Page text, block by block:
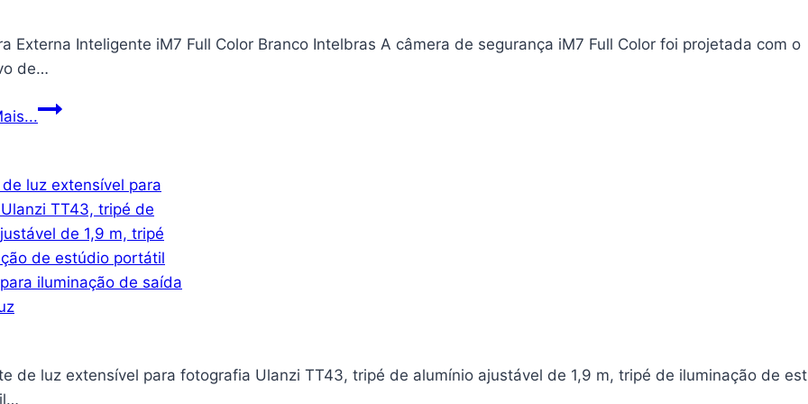
Externa Inteligente iM7 Full Color Branco Intelbras A câmera de segurança iM7 Full Color foi projetada com o
de…
Câmera
iM7
Full
Color
Branco
Intelbras
de luz extensível para fotografia Ulanzi TT43, tripé de alumínio ajustável de 1,9 m, tripé de iluminação de